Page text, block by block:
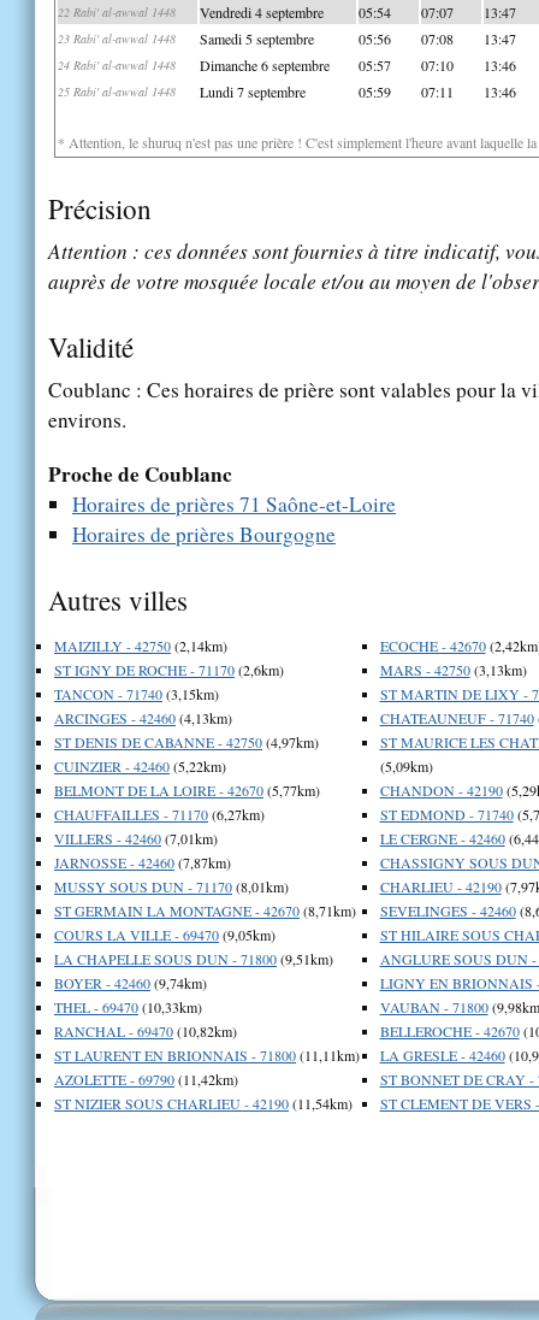
22 Rabi' al-awwal 1448 Vendredi 4 septembre 05:54 07:07 13:47
23 Rabi' al-awwal 1448 Samedi 5 septembre 05:56 07:08 13:47
24 Rabi' al-awwal 1448 Dimanche 6 septembre 05:57 07:10 13:46
25 Rabi' al-awwal 1448 Lundi 7 septembre 05:59 07:11 13:46
* Attention, le shuruq n'est pas une prière ! C'est simplement l'heure avant laquelle
Précision
Attention : ces données sont fournies à titre indicatif,
auprès de votre mosquée locale et/ou au moyen de
Validité
Coublanc : Ces horaires de prière sont valables pour la
environs.
Proche de Coublanc
Horaires de prières 71 Saône-et-Loire
Horaires de prières Bourgogne
Autres villes
MAIZILLY - 42750(2,14km)
ST IGNY DE ROCHE - 71170(2,6km)
TANCON - 71740(3,15km)
ARCINGES - 42460(4,13km)
ST DENIS DE CABANNE - 42750(4,97km)
CUINZIER - 42460(5,22km)
BELMONT DE LA LOIRE - 42670(5,77km)
CHAUFFAILLES - 71170(6,27km)
VILLERS - 42460(7,01km)
JARNOSSE - 42460(7,87km)
MUSSY SOUS DUN - 71170(8,01km)
ST GERMAIN LA MONTAGNE - 42670(8,71km)
COURS LA VILLE - 69470(9,05km)
LA CHAPELLE SOUS DUN - 71800(9,51km)
BOYER - 42460(9,74km)
THEL - 69470(10,33km)
RANCHAL - 69470(10,82km)
ST LAURENT EN BRIONNAIS - 71800(11,11km)
AZOLETTE - 69790(11,42km)
ST NIZIER SOUS CHARLIEU - 42190(11,54km)
ECOCHE - 42670
MARS - 42750(3,13km)
ST MARTIN DE LIXY -
CHATEAUNEUF - 71740
ST MAURICE LES
(5,09km)
CHANDON - 42190
ST EDMOND - 71740
LE CERGNE - 42460
CHASSIGNY SOUS
CHARLIEU - 42190
SEVELINGES - 42460
ST HILAIRE SOUS
ANGLURE SOUS DUN -
LIGNY EN BRIONNAIS
VAUBAN - 71800
BELLEROCHE - 42670
LA GRESLE - 42460
ST BONNET DE CRAY -
ST CLEMENT DE VERS